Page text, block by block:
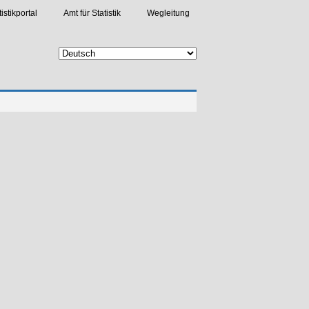
Amt für Statistik Wegleitung